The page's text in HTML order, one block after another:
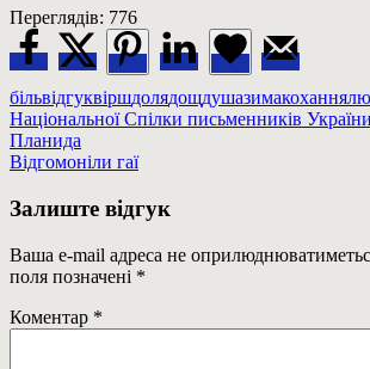
Переглядів: 776
більвідгуквіршдолядощдушазимакохання
Національної Спілки письменників України
Навігація
записів
Previous
Post:
Планида
Next
Відгомоніли гаї
Залиште відгук
Ваша e-mail адреса не
поля позначені *
Коментар *